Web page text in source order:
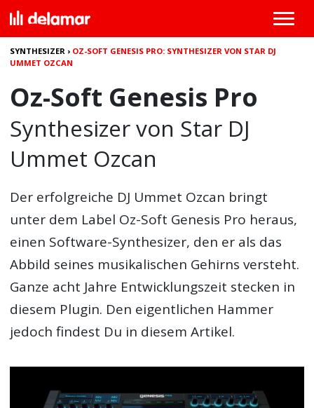
SYNTHESIZER › OZ-SOFT GENESIS PRO: SYNTHESIZER VON STAR DJ
UMMET OZCAN
Oz-Soft Genesis Pro
Synthesizer von Star DJ
Ummet Ozcan
Der erfolgreiche DJ Ummet Ozcan bringt
unter dem Label Oz-Soft Genesis Pro heraus,
einen Software-Synthesizer, den er als das
Abbild seines musikalischen Gehirns versteht.
Ganze acht Jahre Entwicklungszeit stecken in
diesem Plugin. Den eigentlichen Hammer
jedoch findest Du in diesem Artikel.